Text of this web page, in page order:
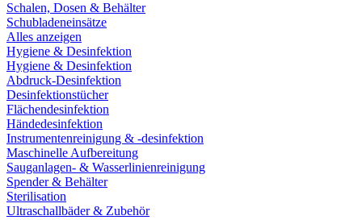
Schalen, Dosen & Behälter
Schubladeneinsätze
Alles anzeigen
Hygiene & Desinfektion
Hygiene & Desinfektion
Abdruck-Desinfektion
Desinfektionstücher
Flächendesinfektion
Händedesinfektion
Instrumentenreinigung & -desinfektion
Maschinelle Aufbereitung
Sauganlagen- & Wasserlinienreinigung
Spender & Behälter
Sterilisation
Ultraschallbäder & Zubehör